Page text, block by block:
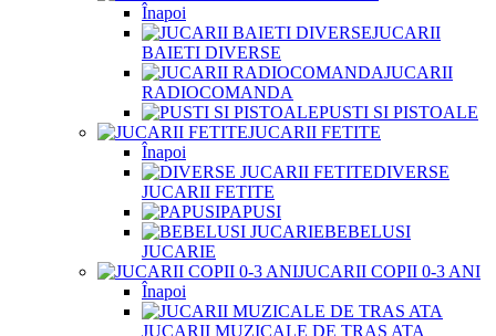
Înapoi
JUCARII
BAIETI DIVERSE
JUCARII
RADIOCOMANDA
PUSTI SI PISTOALE
JUCARII FETITE
Înapoi
DIVERSE
JUCARII FETITE
PAPUSI
BEBELUSI
JUCARIE
JUCARII COPII 0-3 ANI
Înapoi
JUCARII MUZICALE DE TRAS ATA